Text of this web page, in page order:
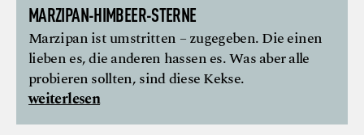
MARZIPAN-HIMBEER-STERNE
Marzipan ist umstritten – zugegeben. Die einen
lieben es, die anderen hassen es. Was aber alle
probieren sollten, sind diese Kekse.
weiterlesen